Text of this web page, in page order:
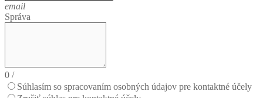
email
Správa
0 /
Súhlasím so spracovaním osobných údajov pre kontaktné účely